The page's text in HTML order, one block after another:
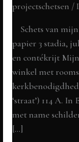
projectschetsen /
Schets van
papier 3 stadia,
en contékrijt
winkel met
‘straat’) 114 A.
met name
[…]